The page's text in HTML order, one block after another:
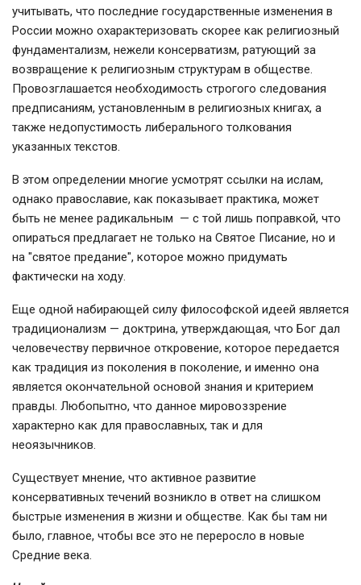
учитывать, что последние государственные изменения в
России можно охарактеризовать скорее как религиозный
фундаментализм, нежели консерватизм, ратующий за
возвращение к религиозным структурам в обществе.
Провозглашается необходимость строгого следования
предписаниям, установленным в религиозных книгах, а
также недопустимость либерального толкования
указанных текстов.
В этом определении многие усмотрят ссылки на ислам,
однако православие, как показывает практика, может
быть не менее радикальным — с той лишь поправкой, что
опираться предлагает не только на Святое Писание, но и
на "святое предание", которое можно придумать
фактически на ходу.
Еще одной набирающей силу философской идеей является
традиционализм — доктрина, утверждающая, что Бог дал
человечеству первичное откровение, которое передается
как традиция из поколения в поколение, и именно она
является окончательной основой знания и критерием
правды. Любопытно, что данное мировоззрение
характерно как для православных, так и для
неоязычников.
Существует мнение, что активное развитие
консервативных течений возникло в ответ на слишком
быстрые изменения в жизни и обществе. Как бы там ни
было, главное, чтобы все это не переросло в новые
Средние века.